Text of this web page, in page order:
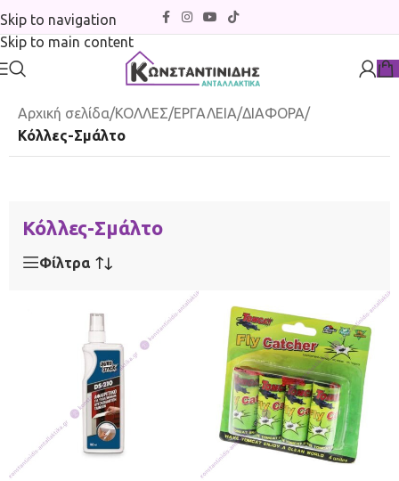
Skip to navigation
Skip to main content
Αρχική σελίδα/ΚΟΛΛΕΣ/ΕΡΓΑΛΕΙΑ/ΔΙΑΦΟΡΑ/
Κόλλες-Σμάλτο
Κόλλες-Σμάλτο
Φίλτρα